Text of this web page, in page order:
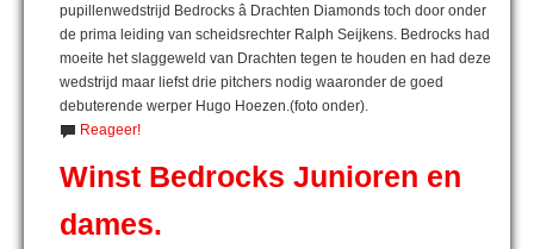
pupillenwedstrijd Bedrocks â Drachten Diamonds toch door onder
de prima leiding van scheidsrechter Ralph Seijkens. Bedrocks had
moeite het slaggeweld van Drachten tegen te houden en had deze
wedstrijd maar liefst drie pitchers nodig waaronder de goed
debuterende werper Hugo Hoezen.(foto onder).
Reageer!
Winst Bedrocks Junioren en
dames.